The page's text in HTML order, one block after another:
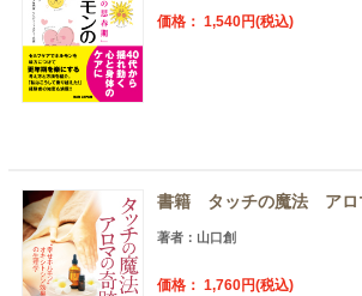
価格： 1,540円(税込)
書籍 タッチの魔法 アロ
著者：山口創
価格： 1,760円(税込)